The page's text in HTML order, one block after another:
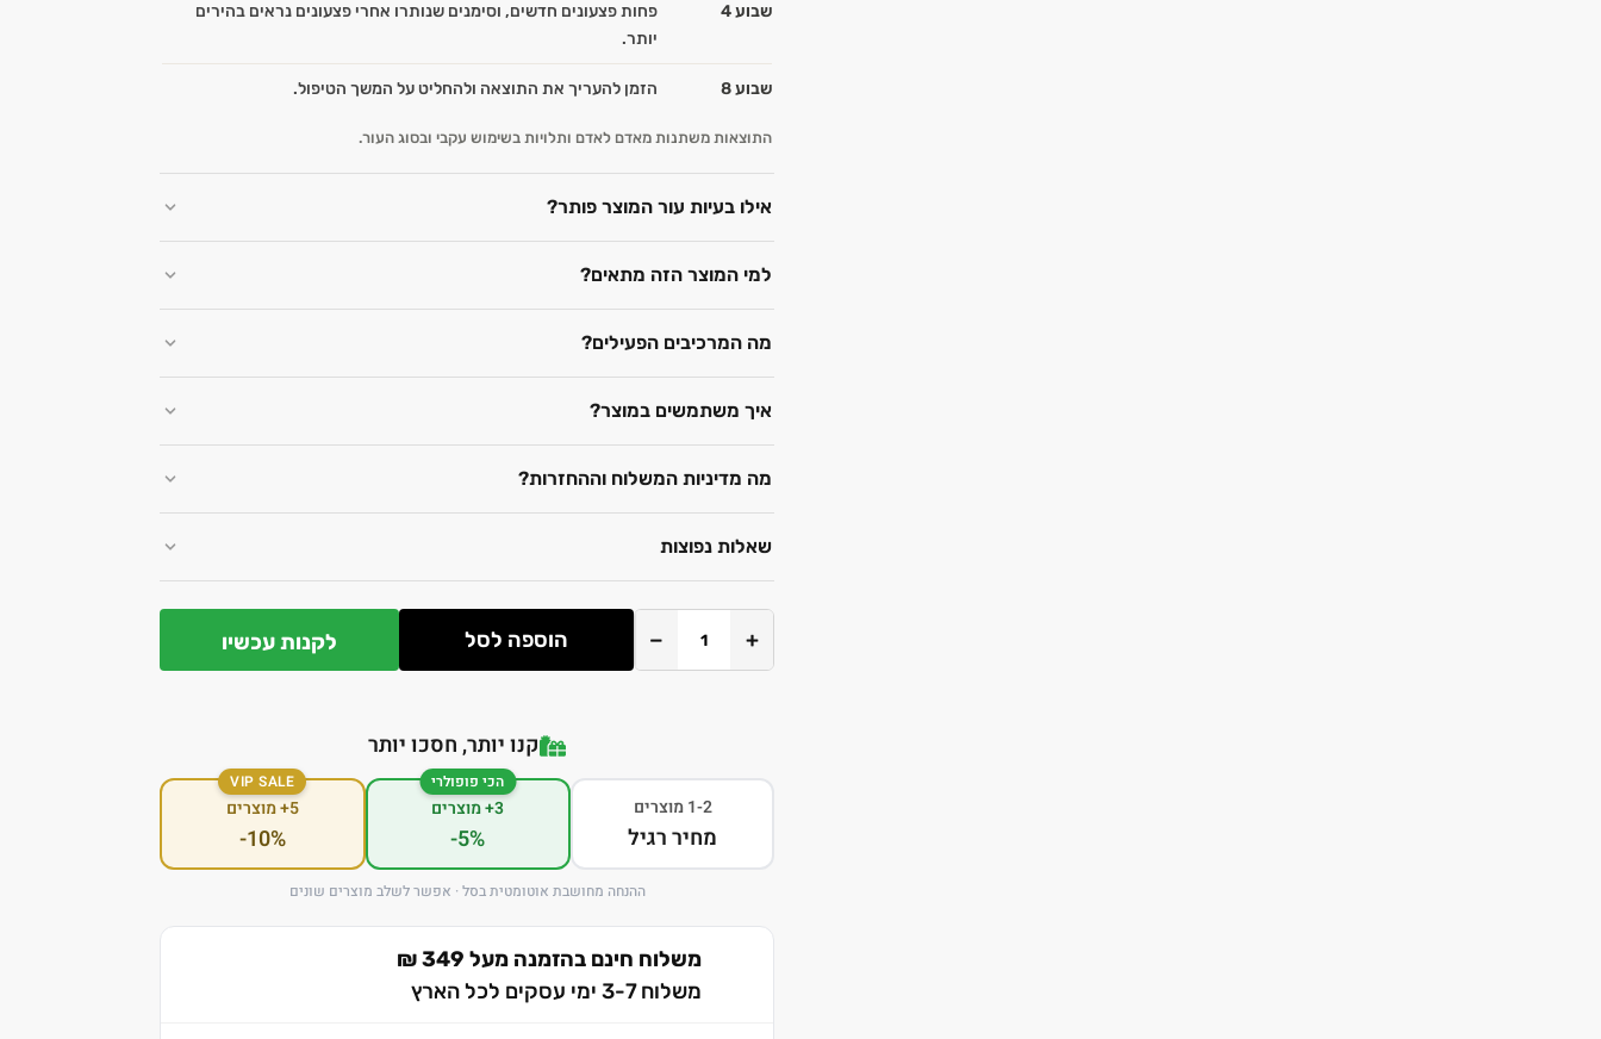
שבוע 4
פחות פצעונים חדשים, וסימנים שנותרו אחרי פצעונים נראים בהירים
יותר.
שבוע 8 הזמן להעריך את התוצאה ולהחליט על המשך הטיפול.
התוצאות משתנות מאדם לאדם ותלויות בשימוש עקבי ובסוג העור.
אילו בעיות עור המוצר פותר?
למי המוצר הזה מתאים?
מה המרכיבים הפעילים?
איך משתמשים במוצר?
מה מדיניות המשלוח וההחזרות?
שאלות נפוצות
+
− הוספה לסל לקנות עכשיו
קנו יותר, חסכו יותר
1-2 מוצרים
מחיר רגיל
הכי פופולרי
3+ מוצרים
-5%
VIP SALE
5+ מוצרים
-10%
ההנחה מחושבת אוטומטית בסל · אפשר לשלב מוצרים שונים
משלוח חינם בהזמנה מעל 349 ₪
משלוח 3-7 ימי עסקים לכל הארץ